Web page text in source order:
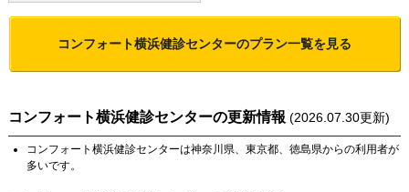
コンフォート横浜健診センターのプラン一覧を見る
コンフォート横浜健診センターの更新情報 (2026.07.30更新)
コンフォート横浜健診センターは神奈川県、 東京都、 徳島県からの利用者が
多いです。